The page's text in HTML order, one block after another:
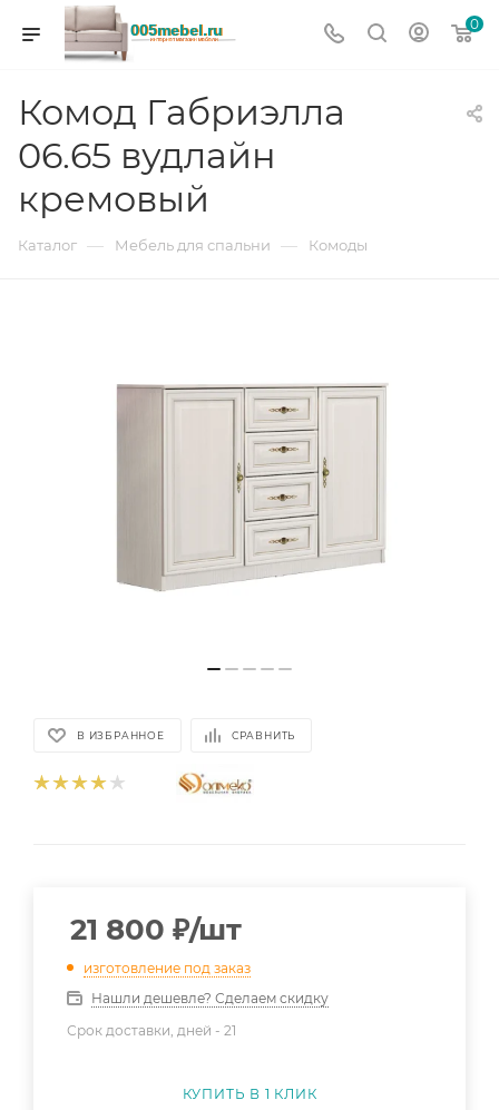
0
Комод Габриэлла
06.65 вудлайн
кремовый
Каталог — Мебель для спальни — Комоды
В ИЗБРАННОЕ СРАВНИТЬ
21 800 ₽/шт
изготовление под заказ
Нашли дешевле? Сделаем скидку
Срок доставки, дней - 21
КУПИТЬ В 1 КЛИК